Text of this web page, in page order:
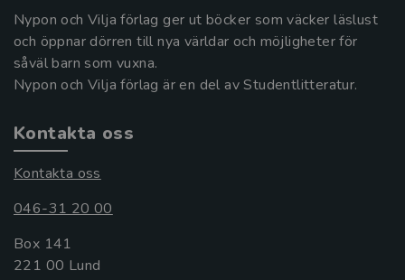
Nypon och Vilja förlag ger ut böcker som väcker läslust
och öppnar dörren till nya världar och möjligheter för
såväl barn som vuxna.
Nypon och Vilja förlag är en del av Studentlitteratur.
Kontakta oss
Kontakta oss
046-31 20 00
Box 141
221 00 Lund